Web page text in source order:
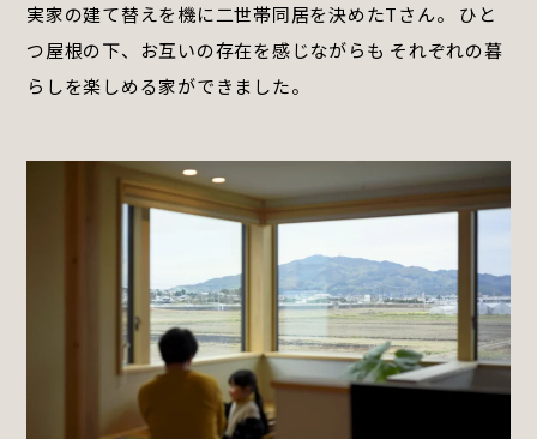
実家の建て替えを機に二世帯同居を決めたTさん。 ひと
つ屋根の下、お互いの存在を感じながらも それぞれの暮
らしを楽しめる家ができました。